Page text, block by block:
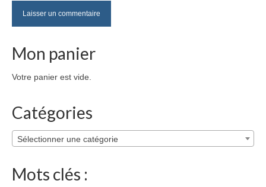
Mon panier
Votre panier est vide.
Catégories
Sélectionner une catégorie
Mots clés :